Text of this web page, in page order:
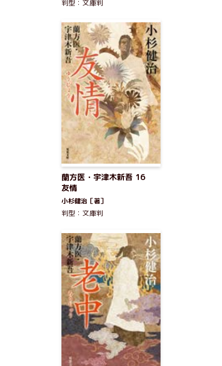
判型：文庫判
蘭方医・宇津木新吾 16
友情
小杉健治［著］
判型：文庫判